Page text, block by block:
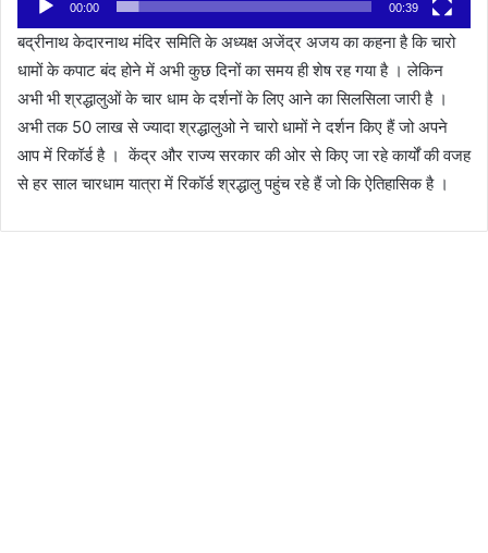
00:00 00:39
बद्रीनाथ केदारनाथ मंदिर समिति के अध्यक्ष अजेंद्र अजय का कहना है कि चारो
धामों के कपाट बंद होने में अभी कुछ दिनों का समय ही शेष रह गया है । लेकिन
अभी भी श्रद्धालुओं के चार धाम के दर्शनों के लिए आने का सिलसिला जारी है ।
अभी तक 50 लाख से ज्यादा श्रद्धालुओ ने चारो धामों ने दर्शन किए हैं जो अपने
आप में रिकॉर्ड है । केंद्र और राज्य सरकार की ओर से किए जा रहे कार्यों की वजह
से हर साल चारधाम यात्रा में रिकॉर्ड श्रद्धालु पहुंच रहे हैं जो कि ऐतिहासिक है ।